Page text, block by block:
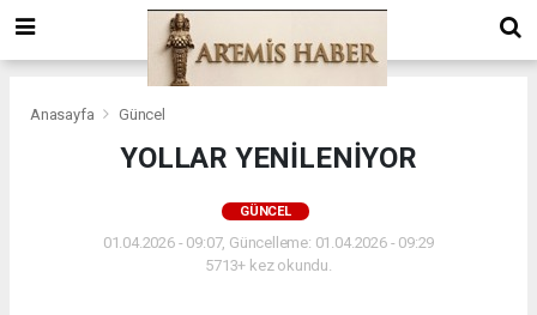
Anasayfa Güncel
YOLLAR YENİLENİYOR
GÜNCEL
01.04.2026 - 09:07, Güncelleme: 01.04.2026 - 09:29
5713+ kez okundu.